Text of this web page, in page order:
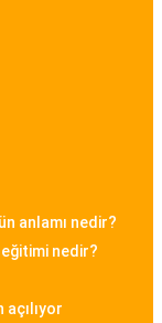
gibi
bir seçenek
getiren
ve kaliteli
anlamı nedir?
nedir?